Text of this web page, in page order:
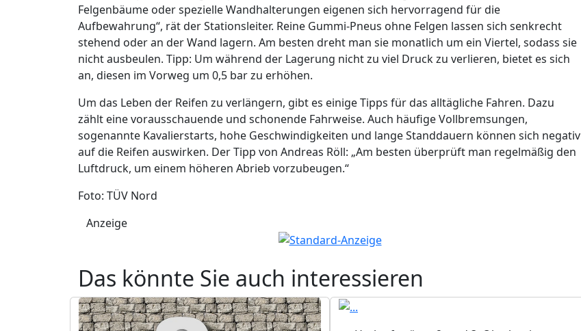
Felgenbäume oder spezielle Wandhalterungen eigenen sich hervorragend für die
Aufbewahrung“, rät der Stationsleiter. Reine Gummi-Pneus ohne Felgen lassen sich senkrecht
stehend oder an der Wand lagern. Am besten dreht man sie monatlich um ein Viertel, sodass sie
nicht ausbeulen. Tipp: Um während der Lagerung nicht zu viel Druck zu verlieren, bietet es sich
an, diesen im Vorweg um 0,5 bar zu erhöhen.
Um das Leben der Reifen zu verlängern, gibt es einige Tipps für das alltägliche Fahren. Dazu
zählt eine vorausschauende und schonende Fahrweise. Auch häufige Vollbremsungen,
sogenannte Kavalierstarts, hohe Geschwindigkeiten und lange Standdauern können sich negativ
auf die Reifen auswirken. Der Tipp von Andreas Röll: „Am besten überprüft man regelmäßig den
Luftdruck, um einem höheren Abrieb vorzubeugen.“
Foto: TÜV Nord
Anzeige
Das könnte Sie auch interessieren